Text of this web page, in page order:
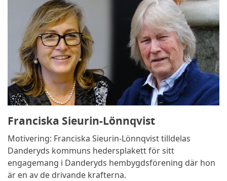
Franciska Sieurin-Lönnqvist
Motivering: Franciska Sieurin-Lönnqvist tilldelas
Danderyds kommuns hedersplakett för sitt
engagemang i Danderyds hembygdsförening där hon
är en av de drivande krafterna.